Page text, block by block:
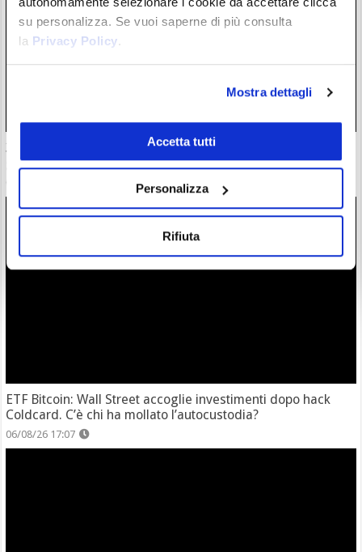
su personalizza. Se vuoi saperne di più consulta
la Privacy Policy.
Mostra dettagli
Accetta tutti
Personalizza
Rifiuta
30 milioni in crypto rubate con attacchi violenti. Francia
guida classifica della vergogna
ETF Bitcoin: Wall Street accoglie investimenti dopo hack
Coldcard. C’è chi ha mollato l’autocustodia?
06/08/26 17:07